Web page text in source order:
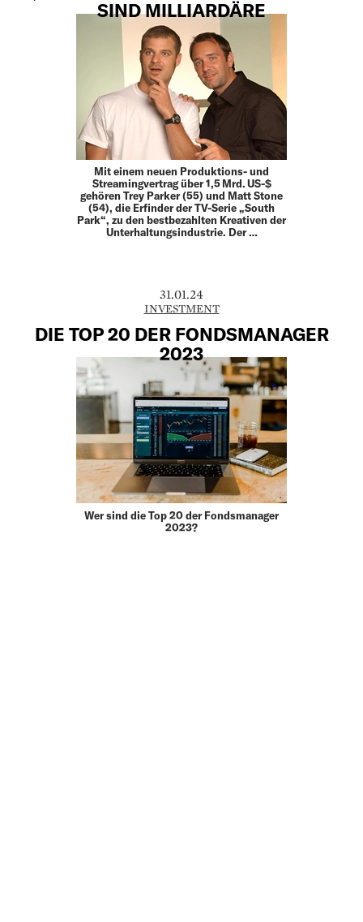
SIND MILLIARDÄRE
Mit einem neuen Produktions- und
Streamingvertrag über 1,5 Mrd. US-$
gehören Trey Parker (55) und Matt Stone
(54), die Erfinder der TV-Serie „South
Park“, zu den bestbezahlten Kreativen der
Unterhaltungsindustrie. Der …
31.01.24
INVESTMENT
DIE TOP 20 DER FONDSMANAGER
2023
Wer sind die Top 20 der Fondsmanager
2023?